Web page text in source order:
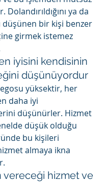
ya da
düşünen bir kişi benzer
girmek istemez
iyisini kendisinin
düşünüyordur
yüksektir, her
daha iyi
düşünürler. Hizmet
düşük olduğu
bu kişileri
almaya ikna
vereceği hizmet ve